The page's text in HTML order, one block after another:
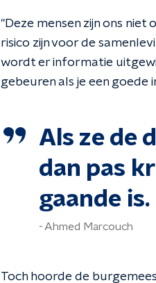
"Deze mensen zijn ons niet
risico zijn voor de
wordt er informatie
gebeuren als je een
Als ze de
dan pas
gaande is.
Ahmed Marcouch
Toch hoorde de